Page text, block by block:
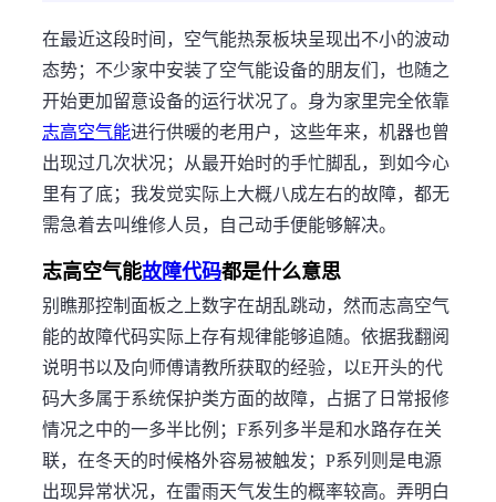
在最近这段时间，空气能热泵板块呈现出不小的波动
态势；不少家中安装了空气能设备的朋友们，也随之
开始更加留意设备的运行状况了。身为家里完全依靠
志高空气能进行供暖的老用户，这些年来，机器也曾
出现过几次状况；从最开始时的手忙脚乱，到如今心
里有了底；我发觉实际上大概八成左右的故障，都无
需急着去叫维修人员，自己动手便能够解决。
志高空气能故障代码都是什么意思
别瞧那控制面板之上数字在胡乱跳动，然而志高空气
能的故障代码实际上存有规律能够追随。依据我翻阅
说明书以及向师傅请教所获取的经验，以E开头的代
码大多属于系统保护类方面的故障，占据了日常报修
情况之中的一多半比例；F系列多半是和水路存在关
联，在冬天的时候格外容易被触发；P系列则是电源
出现异常状况，在雷雨天气发生的概率较高。弄明白